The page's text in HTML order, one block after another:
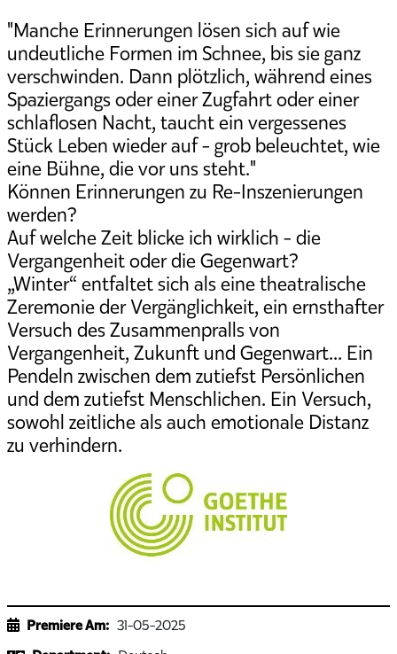
"Manche Erinnerungen lösen sich auf wie
undeutliche Formen im Schnee, bis sie ganz
verschwinden. Dann plötzlich, während eines
Spaziergangs oder einer Zugfahrt oder einer
schlaflosen Nacht, taucht ein vergessenes
Stück Leben wieder auf - grob beleuchtet, wie
eine Bühne, die vor uns steht."
Können Erinnerungen zu Re-Inszenierungen
werden?
Auf welche Zeit blicke ich wirklich - die
Vergangenheit oder die Gegenwart?
„Winter“ entfaltet sich als eine theatralische
Zeremonie der Vergänglichkeit, ein ernsthafter
Versuch des Zusammenpralls von
Vergangenheit, Zukunft und Gegenwart... Ein
Pendeln zwischen dem zutiefst Persönlichen
und dem zutiefst Menschlichen. Ein Versuch,
sowohl zeitliche als auch emotionale Distanz
zu verhindern.
Premiere Am: 31-05-2025